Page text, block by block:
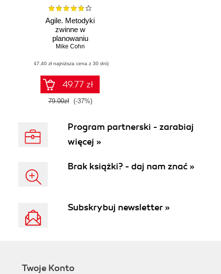
Agile. Metodyki
zwinne w
planowaniu
projektów
Mike Cohn
(47,40 zł najniższa cena z 30 dni)
49.77 zł
79.00zł (-37%)
Program partnerski - zarabiaj
więcej »
Brak książki? - daj nam znać »
Subskrybuj newsletter »
Twoje Konto